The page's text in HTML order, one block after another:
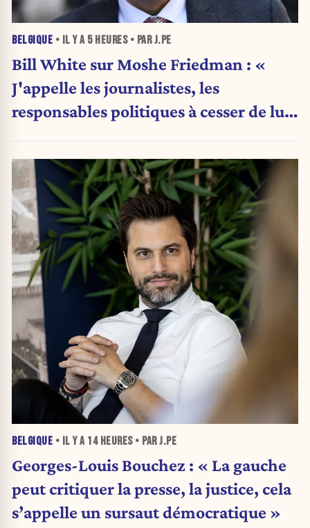
BELGIQUE • IL Y A 5 HEURES• PAR J.PE
Bill White sur Moshe Friedman : «
J'appelle les journalistes, les
responsables politiques à cesser de lui
BELGIQUE • IL Y A 14 HEURES• PAR J.PE
Georges-Louis Bouchez : « La gauche
peut critiquer la presse, la justice, cela
s’appelle un sursaut démocratique »